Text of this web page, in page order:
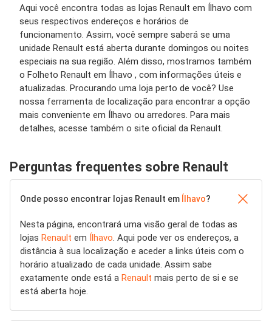
Aqui você encontra todas as lojas Renault em Ílhavo com
seus respectivos endereços e horários de
funcionamento. Assim, você sempre saberá se uma
unidade Renault está aberta durante domingos ou noites
especiais na sua região. Além disso, mostramos também
o Folheto Renault em Ílhavo , com informações úteis e
atualizadas. Procurando uma loja perto de você? Use
nossa ferramenta de localização para encontrar a opção
mais conveniente em Ílhavo ou arredores. Para mais
detalhes, acesse também o site oficial da Renault.
Perguntas frequentes sobre Renault
Onde posso encontrar lojas Renault em Ílhavo?
Nesta página, encontrará uma visão geral de todas as
lojas Renault em Ílhavo. Aqui pode ver os endereços, a
distância à sua localização e aceder a links úteis com o
horário atualizado de cada unidade. Assim sabe
exatamente onde está a Renault mais perto de si e se
está aberta hoje.